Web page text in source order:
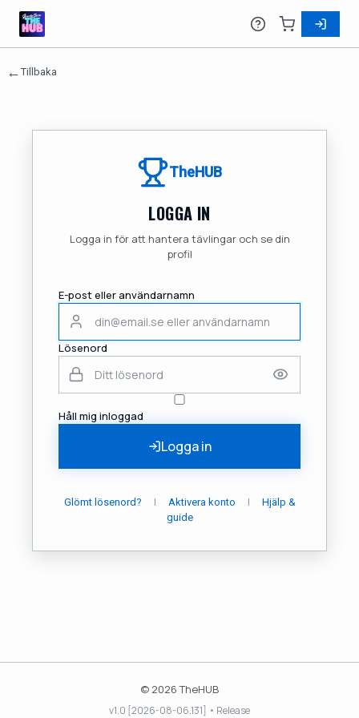
←Tillbaka
TheHUB
LOGGA IN
Logga in för att hantera tävlingar och se din
profil
E-post eller användarnamn
Lösenord
Håll mig inloggad
Logga in
Glömt lösenord? | Aktivera konto |
Hjälp &
guide
© 2026 TheHUB
v1.0 [2026-08-06.131] • Release